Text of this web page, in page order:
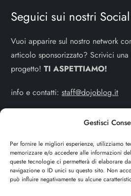
Gestisci
Per fornire le migliori esperienze, utilizziamo
memorizzare e/o accedere alle informazioni
queste tecnologie ci permetterà di elaborare
navigazione o ID unici su questo sito. Non
può influire negativamente su alcune
Seguici sui nostri
Vuoi apparire sul nostro network
articolo sponsorizzato? Scrivici
progetto!TI ASPETTIAMO!
info e contatti:staff@dojoblog.it
legale in Via delle Sirene 34 -
IT13402731007
Cerca